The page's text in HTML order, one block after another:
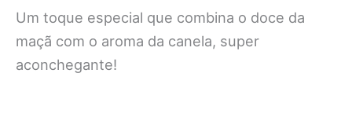
Um toque especial que combina o doce da
maçã com o aroma da canela, super
aconchegante!